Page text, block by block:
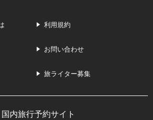
利用規約
お問い合わせ
旅ライター募集
国内旅行予約サイト